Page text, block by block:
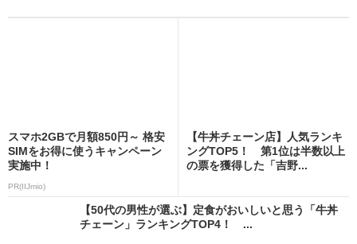
スマホ2GBで月額850円～ 格安
SIMをお得に使うキャンペーン
実施中！
PR(IIJmio)
【牛丼チェーン店】人気ランキ
ングTOP5！ 第1位は半数以上
の票を獲得した「吉野...
【50代の男性が選ぶ】定食がおいしいと思う「牛丼
チェーン」ランキングTOP4！ ...